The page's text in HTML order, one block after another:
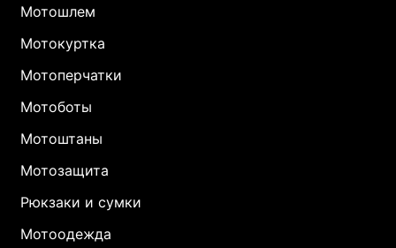
Мотошлем
Мотокуртка
Мотоперчатки
Мотоботы
Мотоштаны
Мотозащита
Рюкзаки и сумки
Мотоодежда